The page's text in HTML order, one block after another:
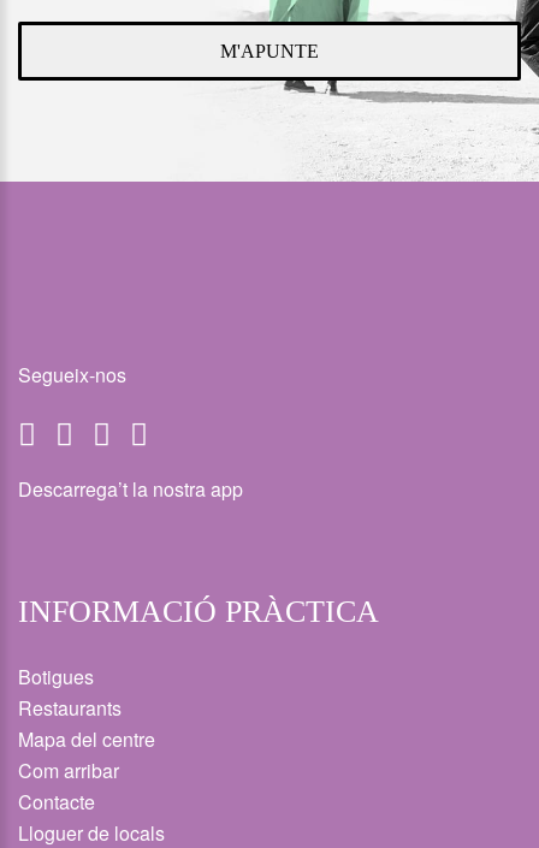
M'APUNTE
Segueix-nos
Descarrega’t la nostra app
INFORMACIÓ PRÀCTICA
Botigues
Restaurants
Mapa del centre
Com arribar
Contacte
Lloguer de locals